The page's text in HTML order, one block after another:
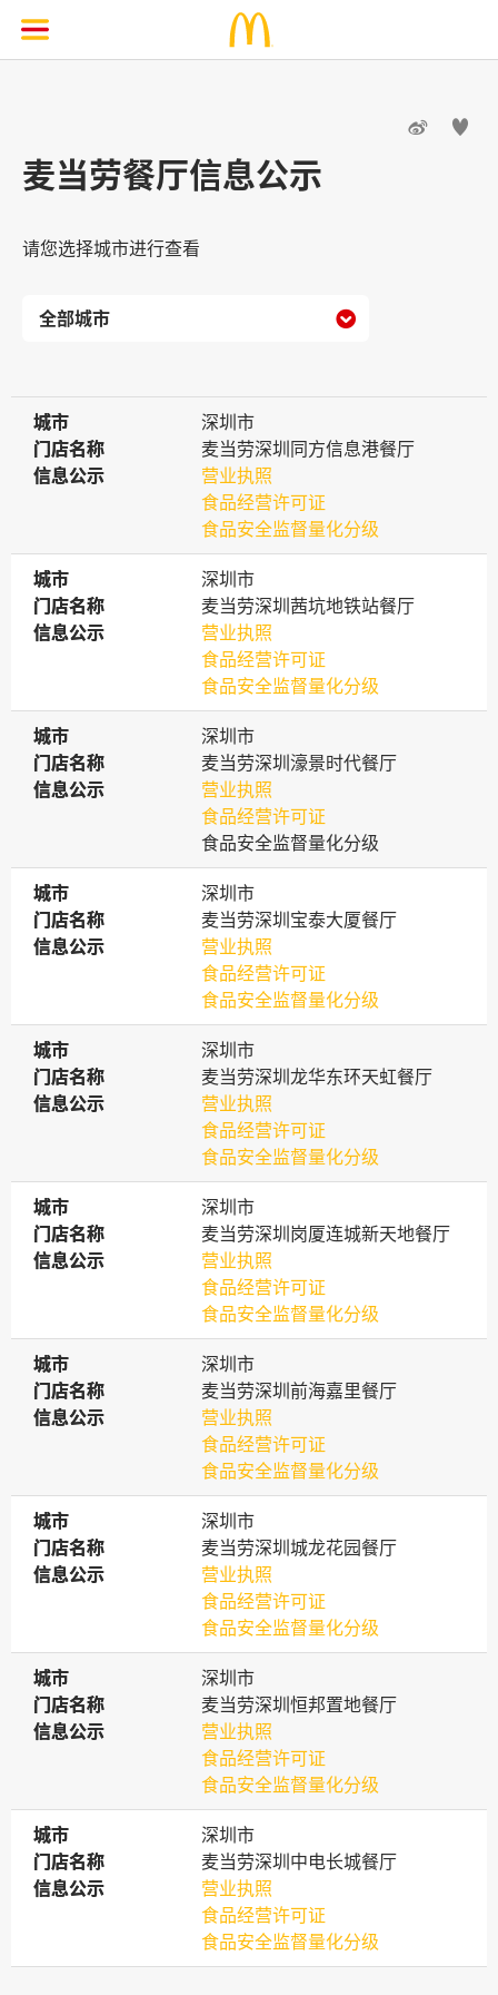
 
麦当劳餐厅信息公示
请您选择城市进行查看

城市
城市
深圳市
门店名称
门店名称
麦当劳深圳同方信息港餐厅
信息公示
信息公示
营业执照
食品经营许可证
食品安全监督量化分级
城市
城市
深圳市
门店名称
门店名称
麦当劳深圳茜坑地铁站餐厅
信息公示
信息公示
营业执照
食品经营许可证
食品安全监督量化分级
城市
城市
深圳市
门店名称
门店名称
麦当劳深圳濠景时代餐厅
信息公示
信息公示
营业执照
食品经营许可证
食品安全监督量化分级
城市
城市
深圳市
门店名称
门店名称
麦当劳深圳宝泰大厦餐厅
信息公示
信息公示
营业执照
食品经营许可证
食品安全监督量化分级
城市
城市
深圳市
门店名称
门店名称
麦当劳深圳龙华东环天虹餐厅
信息公示
信息公示
营业执照
食品经营许可证
食品安全监督量化分级
城市
城市
深圳市
门店名称
门店名称
麦当劳深圳岗厦连城新天地餐厅
信息公示
信息公示
营业执照
食品经营许可证
食品安全监督量化分级
城市
城市
深圳市
门店名称
门店名称
麦当劳深圳前海嘉里餐厅
信息公示
信息公示
营业执照
食品经营许可证
食品安全监督量化分级
城市
城市
深圳市
门店名称
门店名称
麦当劳深圳城龙花园餐厅
信息公示
信息公示
营业执照
食品经营许可证
食品安全监督量化分级
城市
城市
深圳市
门店名称
门店名称
麦当劳深圳恒邦置地餐厅
信息公示
信息公示
营业执照
食品经营许可证
食品安全监督量化分级
城市
城市
深圳市
门店名称
门店名称
麦当劳深圳中电长城餐厅
信息公示
信息公示
营业执照
食品经营许可证
食品安全监督量化分级